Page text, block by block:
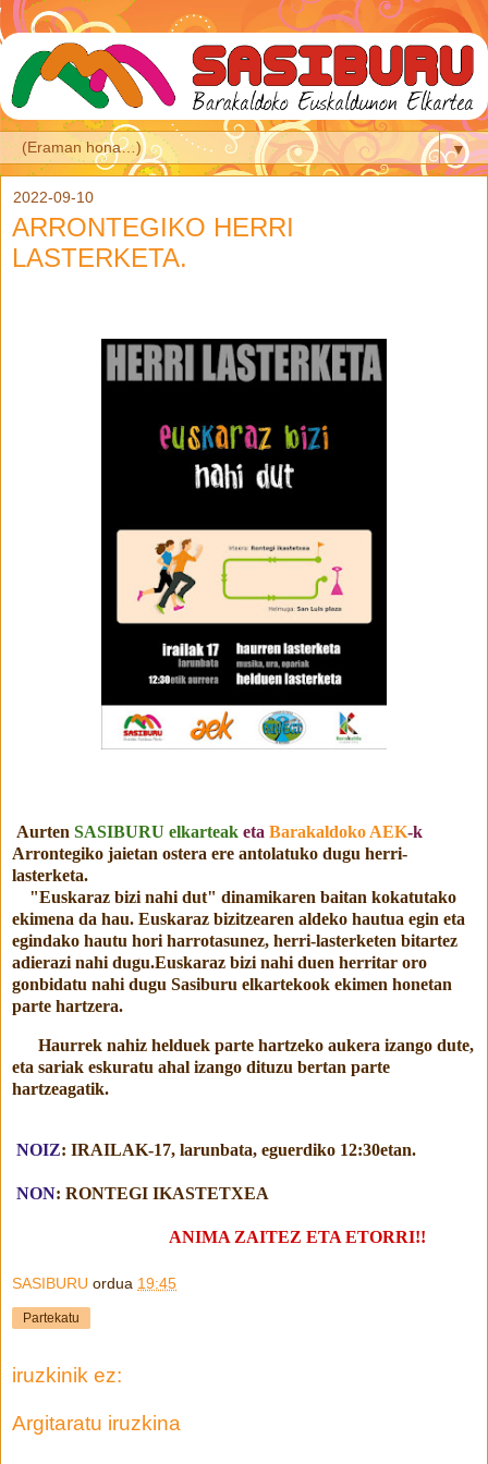
▼
2022-09-10
ARRONTEGIKO HERRI
LASTERKETA.
Aurten SASIBURU elkarteak eta Barakaldoko AEK-k
Arrontegiko jaietan ostera ere antolatuko dugu herri-
lasterketa.
"Euskaraz bizi nahi dut" dinamikaren baitan kokatutako
ekimena da hau. Euskaraz bizitzearen aldeko hautua egin eta
egindako hautu hori harrotasunez, herri-lasterketen bitartez
adierazi nahi dugu.Euskaraz bizi nahi duen herritar oro
gonbidatu nahi dugu Sasiburu elkartekook ekimen honetan
parte hartzera.
Haurrek nahiz helduek parte hartzeko aukera izango dute,
eta sariak eskuratu ahal izango dituzu bertan parte
hartzeagatik.
NOIZ: IRAILAK-17, larunbata, eguerdiko 12:30etan.
NON: RONTEGI IKASTETXEA
ANIMA ZAITEZ ETA ETORRI!!
SASIBURU ordua 19:45
Partekatu
iruzkinik ez:
Argitaratu iruzkina